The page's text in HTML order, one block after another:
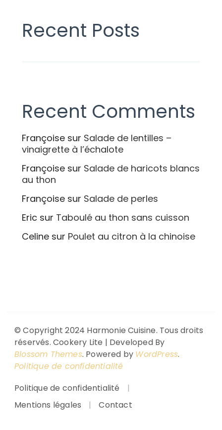
Recent Posts
Recent Comments
Françoise sur Salade de lentilles –
vinaigrette à l’échalote
Françoise sur Salade de haricots blancs
au thon
Françoise sur Salade de perles
Eric sur Taboulé au thon sans cuisson
Celine sur Poulet au citron à la chinoise
© Copyright 2024 Harmonie Cuisine. Tous droits
réservés. Cookery Lite | Developed By
Blossom Themes. Powered by WordPress.
Politique de confidentialité
Politique de confidentialité
Mentions légales
Contact